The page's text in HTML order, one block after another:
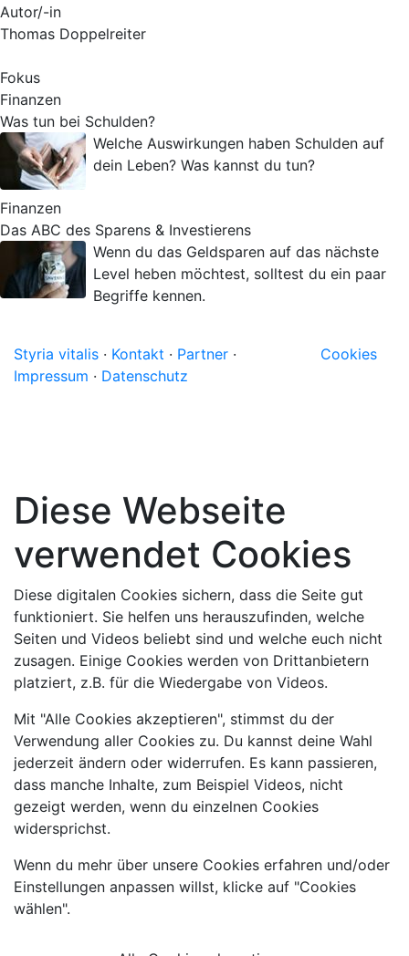
Autor/-in
Thomas Doppelreiter
Fokus
Finanzen
Was tun bei Schulden?
Welche Auswirkungen haben Schulden auf
dein Leben? Was kannst du tun?
Finanzen
Das ABC des Sparens & Investierens
Wenn du das Geldsparen auf das nächste
Level heben möchtest, solltest du ein paar
Begriffe kennen.
Styria vitalis · Kontakt · Partner ·
Impressum · Datenschutz
Cookies
Diese Webseite
verwendet Cookies
Diese digitalen Cookies sichern, dass die Seite gut
funktioniert. Sie helfen uns herauszufinden, welche
Seiten und Videos beliebt sind und welche euch nicht
zusagen. Einige Cookies werden von Drittanbietern
platziert, z.B. für die Wiedergabe von Videos.
Mit "Alle Cookies akzeptieren", stimmst du der
Verwendung aller Cookies zu. Du kannst deine Wahl
jederzeit ändern oder widerrufen. Es kann passieren,
dass manche Inhalte, zum Beispiel Videos, nicht
gezeigt werden, wenn du einzelnen Cookies
widersprichst.
Wenn du mehr über unsere Cookies erfahren und/oder
Einstellungen anpassen willst, klicke auf "Cookies
wählen".